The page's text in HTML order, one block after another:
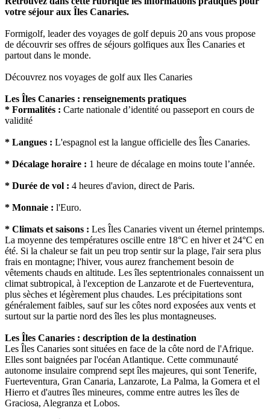
votre séjour aux Îles Canaries.
Formigolf, leader des voyages de golf depuis 20 ans vous propose
de découvrir ses offres de séjours golfiques aux Îles Canaries et
partout dans le monde.
Découvrez nos voyages de golf aux Iles Canaries
Les Îles Canaries : renseignements pratiques
* Formalités : Carte nationale d’identité ou passeport en cours de
validité
* Langues : L'espagnol est la langue officielle des Îles Canaries.
* Décalage horaire : 1 heure de décalage en moins toute l’année.
* Durée de vol : 4 heures d'avion, direct de Paris.
* Monnaie : l'Euro.
* Climats et saisons : Les Îles Canaries vivent un éternel printemps.
La moyenne des températures oscille entre 18°C en hiver et 24°C en
été. Si la chaleur se fait un peu trop sentir sur la plage, l'air sera plus
frais en montagne; l'hiver, vous aurez franchement besoin de
vêtements chauds en altitude. Les îles septentrionales connaissent un
climat subtropical, à l'exception de Lanzarote et de Fuerteventura,
plus sèches et légèrement plus chaudes. Les précipitations sont
généralement faibles, sauf sur les côtes nord exposées aux vents et
surtout sur la partie nord des îles les plus montagneuses.
Les Îles Canaries : description de la destination
Les Îles Canaries sont situées en face de la côte nord de l'Afrique.
Elles sont baignées par l'océan Atlantique. Cette communauté
autonome insulaire comprend sept îles majeures, qui sont Tenerife,
Fuerteventura, Gran Canaria, Lanzarote, La Palma, la Gomera et el
Hierro et d'autres îles mineures, comme entre autres les îles de
Graciosa, Alegranza et Lobos.